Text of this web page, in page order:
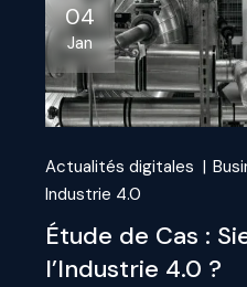
04
Jan
Actualités digitales
Industrie 4.0
Étude de Cas :
l’Industrie 4.0 ?